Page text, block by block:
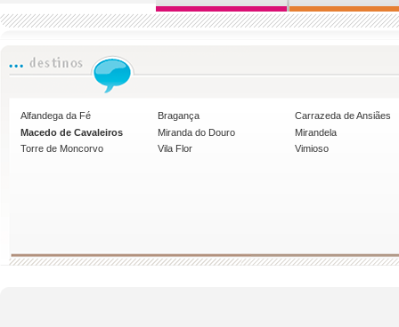
Alfandega da Fé Bragança
Carrazeda de Ansiães
Macedo de Cavaleiros
Miranda do Douro
Mirandela
Torre de Moncorvo
Vila Flor Vimioso